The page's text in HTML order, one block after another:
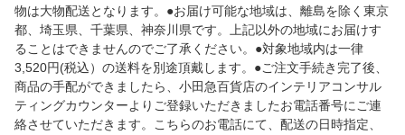
物は大物配送となります。●お届け可能な地域は、離島を除く東京
都、埼玉県、千葉県、神奈川県です。上記以外の地域にお届けす
ることはできませんのでご了承ください。●対象地域内は一律
3,520円(税込）の送料を別途頂戴します。●ご注文手続き完了後、
商品の手配ができましたら、小田急百貨店のインテリアコンサル
ティングカウンターよりご登録いただきましたお電話番号にご連
絡させていただきます。こちらのお電話にて、配送の日時指定、